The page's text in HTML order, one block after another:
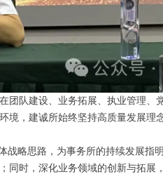
队建设、业务拓展、执业管理、
境，建诚所始终坚持高质量发展理
战略思路，为事务所的持续发展指
时，深化业务领域的创新与拓展